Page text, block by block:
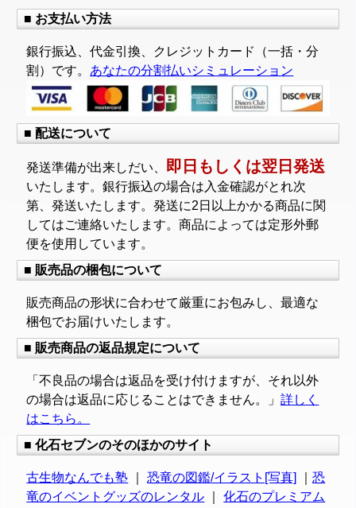
■ お支払い方法
銀行振込、代金引換、クレジットカード（一括・分
割）です。 あなたの分割払いシミュレーション
■ 配送について
発送準備が出来しだい、 即日もしくは翌日発送
いたします。銀行振込の場合は入金確認がとれ次
第、発送いたします。発送に2日以上かかる商品に関
してはご連絡いたします。商品によっては定形外郵
便を使用しています。
■ 販売品の梱包について
販売商品の形状に合わせて厳重にお包みし、最適な
梱包でお届けいたします。
■ 販売商品の返品規定について
「不良品の場合は返品を受け付けますが、それ以外
の場合は返品に応じることはできません。」詳しく
はこちら。
■ 化石セブンのそのほかのサイト
古生物なんでも塾 ｜恐竜の図鑑/イラスト[写真] ｜恐
竜のイベントグッズのレンタル ｜化石のプレミアム